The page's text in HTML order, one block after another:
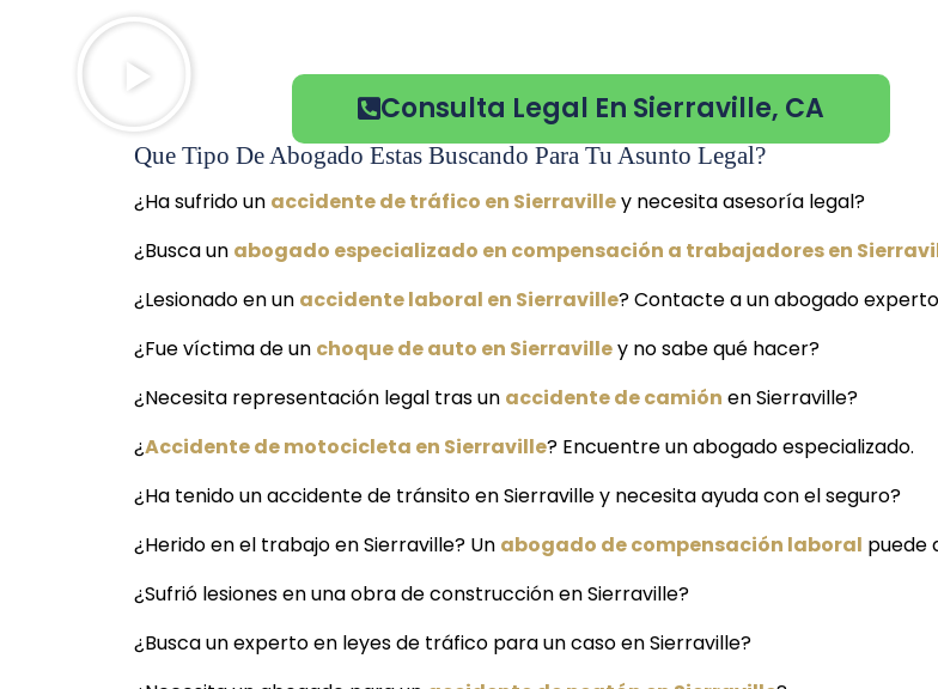
Consulta Legal En Sierraville, CA
Que Tipo De Abogado Estas Buscando Para Tu Asunto Legal?
¿Ha sufrido un accidente de tráfico en Sierravilley necesita asesoría legal?
¿Busca un abogado especializado en compensación a trabajadores en
¿Lesionado en un accidente laboral en Sierraville? Contacte a un abogado
¿Fue víctima de un choque de auto en Sierravilley no sabe qué hacer?
¿Necesita representación legal tras un accidente de camión en Sierraville?
¿Accidente de motocicleta en Sierraville? Encuentre un abogado especializado.
¿Ha tenido un accidente de tránsito en Sierraville y necesita ayuda con el seguro?
¿Herido en el trabajo en Sierraville? Un abogado de compensación laboral puede
¿Sufrió lesiones en una obra de construcción en Sierraville?
¿Busca un experto en leyes de tráfico para un caso en Sierraville?